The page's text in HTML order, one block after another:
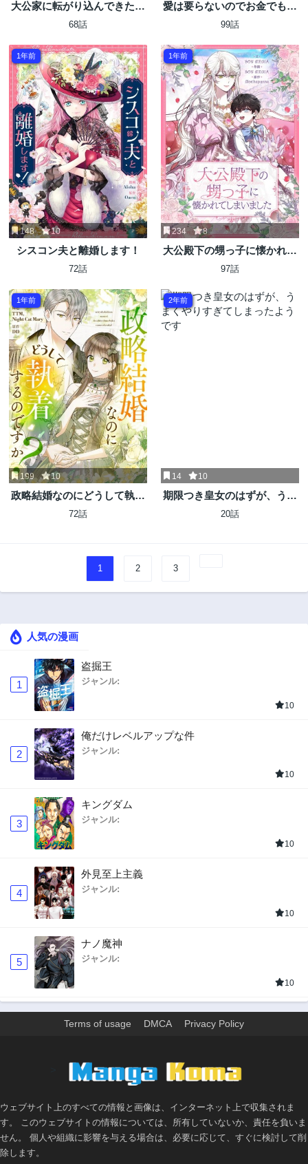
大公家に転がり込んできた聖
女様
68話
愛は要らないのでお金でも稼
ごうと思います
99話
1年前
148 10
シスコン夫と離婚します！
72話
1年前
234 8
大公殿下の甥っ子に懐かれて
しまいました
97話
1年前
199 10
政略結婚なのにどうして執着
するのですか？
72話
2年前
14 10
期限つき皇女のはずが、うま
くやりすぎてしまったようで
20話
1 2 3
人気の漫画
1
盗掘王
ジャンル:
10
2
俺だけレベルアップな件
ジャンル:
10
3
キングダム
ジャンル:
10
4
外見至上主義
ジャンル:
10
5
ナノ魔神
ジャンル:
10
Terms of usage DMCA Privacy Policy
ウェブサイト上のすべての情報と画像は、インターネット上で収集されま
す。 このウェブサイトの情報については、所有していないか、責任を負いま
せん。 個人や組織に影響を与える場合は、必要に応じて、すぐに検討して削
除します。